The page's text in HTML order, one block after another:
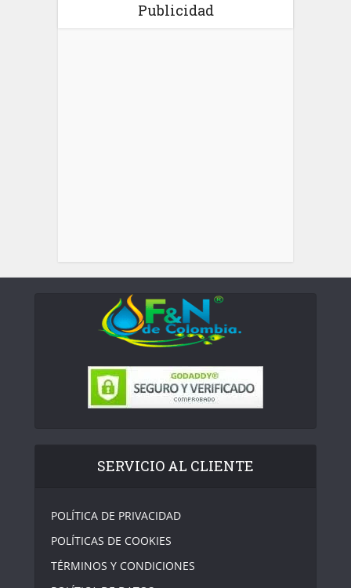
Publicidad
SERVICIO AL CLIENTE
POLÍTICA DE PRIVACIDAD
POLÍTICAS DE COOKIES
TÉRMINOS Y CONDICIONES